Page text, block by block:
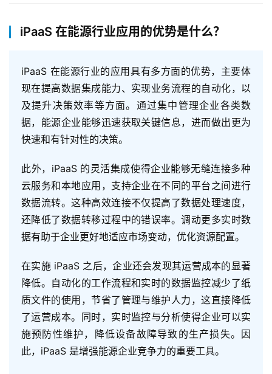
iPaaS 在能源行业应用的优势是什么？
iPaaS 在能源行业的应用具有多方面的优势，主要体
现在提高数据集成能力、实现业务流程的自动化，以
及提升决策效率等方面。通过集中管理企业各类数
据，能源企业能够迅速获取关键信息，进而做出更为
快速和有针对性的决策。
此外，iPaaS 的灵活集成使得企业能够无缝连接多种
云服务和本地应用，支持企业在不同的平台之间进行
数据流转。这种高效连接不仅提高了数据处理速度，
还降低了数据转移过程中的错误率。调动更多实时数
据有助于企业更好地适应市场变动，优化资源配置。
在实施 iPaaS 之后，企业还会发现其运营成本的显著
降低。自动化的工作流程和实时的数据监控减少了纸
质文件的使用，节省了管理与维护人力，这直接降低
了运营成本。同时，实时监控与分析使得企业可以实
施预防性维护，降低设备故障导致的生产损失。因
此，iPaaS 是增强能源企业竞争力的重要工具。